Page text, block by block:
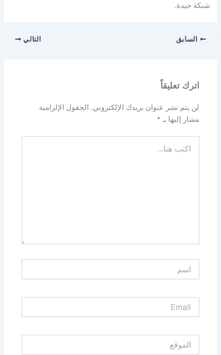
شبكة جيدة.
السابق التالي
اترك تعليقاً
لن يتم نشر عنوان بريدك الإلكتروني. الحقول الإلزامية
مشار إليها بـ*
هنا...